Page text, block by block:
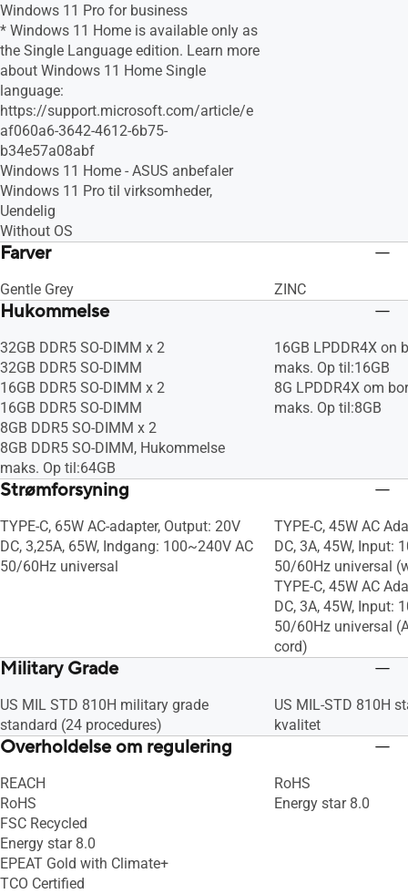
Windows 11 Pro for business
* Windows 11 Home is available only as
the Single Language edition. Learn more
about Windows 11 Home Single
language:
https://support.microsoft.com/article/e
af060a6-3642-4612-6b75-
b34e57a08abf
Windows 11 Home - ASUS anbefaler
Windows 11 Pro til virksomheder,
Uendelig
Without OS
Farver
Gentle Grey ZINC
Hukommelse
32GB DDR5 SO-DIMM x 2
32GB DDR5 SO-DIMM
16GB DDR5 SO-DIMM x 2
16GB DDR5 SO-DIMM
8GB DDR5 SO-DIMM x 2
8GB DDR5 SO-DIMM, Hukommelse
maks. Op til:64GB
16GB LPDDR4X on
maks. Op til:16GB
8G LPDDR4X om
maks. Op til:8GB
Strømforsyning
TYPE-C, 65W AC-adapter, Output: 20V
DC, 3,25A, 65W, Indgang: 100~240V AC
50/60Hz universal
TYPE-C, 45W AC
DC, 3A, 45W, Input:
50/60Hz universal
TYPE-C, 45W AC
DC, 3A, 45W, Input:
50/60Hz universal
cord)
Military Grade
US MIL STD 810H military grade
standard (24 procedures)
US MIL-STD 810H
kvalitet
Overholdelse om regulering
REACH
RoHS
FSC Recycled
Energy star 8.0
EPEAT Gold with Climate+
TCO Certified
RoHS
Energy star 8.0